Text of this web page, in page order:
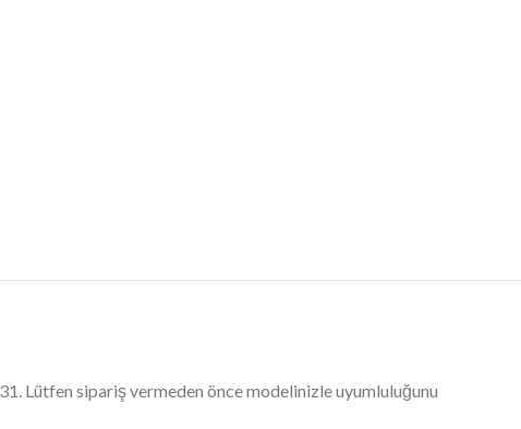
Lütfen sipariş vermeden önce modelinizle uyumluluğunu